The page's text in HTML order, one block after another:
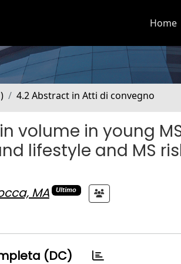
Home
4.2 Abstract in Atti di convegno
volume in young
lifestyle and MS
MA Ultimo
(DC)